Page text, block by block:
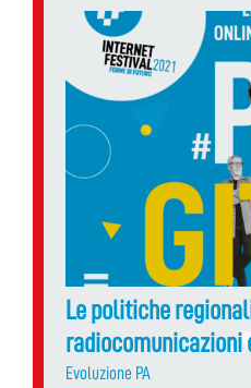
Le politiche
radiocomunicazioni
Evoluzione PA